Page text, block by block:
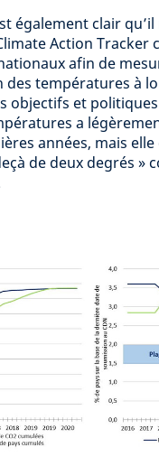
également clair
Action Tracker
afin de
des températures à
objectifs et
a
années, mais
de deux degrés »